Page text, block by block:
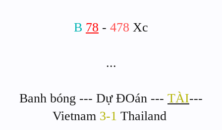
B 78 - 478 Xc
...
Banh bóng --- Dự ĐOán --- TÀI---
Vietnam 3-1 Thailand